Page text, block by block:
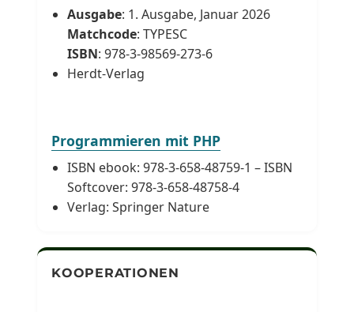
Ausgabe: 1. Ausgabe, Januar 2026
Matchcode: TYPESC
ISBN: 978-3-98569-273-6
Herdt-Verlag
Programmieren mit PHP
ISBN ebook: 978-3-658-48759-1 – ISBN
Softcover: 978-3-658-48758-4
Verlag: Springer Nature
KOOPERATIONEN